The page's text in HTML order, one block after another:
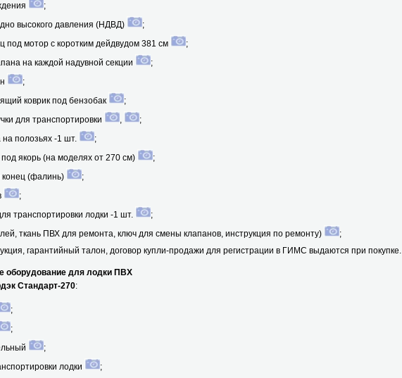
;
высокого давления (НДВД)
;
под мотор с коротким дейдвудом 381 см
;
на каждой надувной секции
;
;
коврик под бензобак
;
для транспортировки
,
;
полозьях -1 шт.
;
якорь (на моделях от 270 см)
;
(фалинь)
;
;
транспортировки лодки -1 шт.
;
ткань ПВХ для ремонта, ключ для смены клапанов, инструкция по ремонту)
;
гарантийный талон, договор купли-продажи для регистрации в ГИМС выдаются при покупке.
оборудование для лодки ПВХ
Стандарт-270:
;
;
;
лодки
;